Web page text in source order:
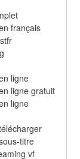
français
ligne
ligne gratuit
ligne
titre
vf